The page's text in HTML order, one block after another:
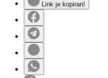
Link je kopiran!